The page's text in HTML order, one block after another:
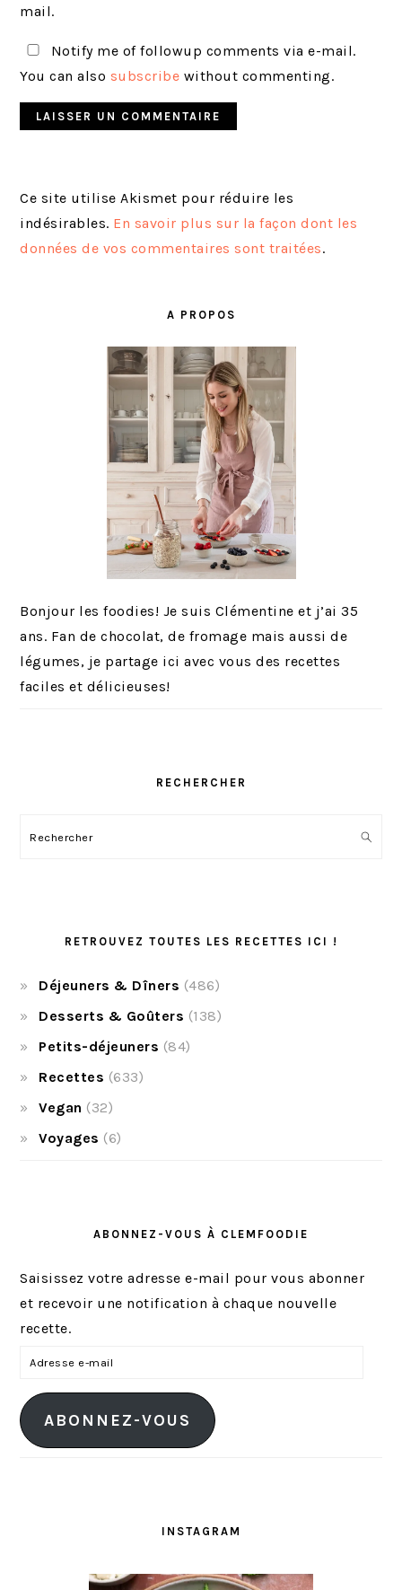
mail.
Notify me of followup comments via e-mail.
You can also subscribe without commenting.
Ce site utilise Akismet pour réduire les
indésirables. En savoir plus sur la façon dont les
données de vos commentaires sont traitées.
A PROPOS
Bonjour les foodies! Je suis Clémentine et j’ai 35
ans. Fan de chocolat, de fromage mais aussi de
légumes, je partage ici avec vous des recettes
faciles et délicieuses!
RECHERCHER
Rechercher
RETROUVEZ TOUTES LES RECETTES ICI !
Déjeuners & Dîners (486)
Desserts & Goûters (138)
Petits-déjeuners (84)
Recettes (633)
Vegan (32)
Voyages (6)
ABONNEZ-VOUS À CLEMFOODIE
Saisissez votre adresse e-mail pour vous abonner
et recevoir une notification à chaque nouvelle
recette.
r
e
ABONNEZ-VOUS
INSTAGRAM